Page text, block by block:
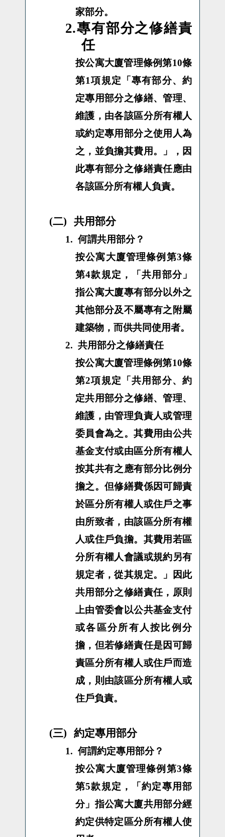
家部分。
2.專有部分之修繕責
任
按公寓大廈管理條例第10條
第1項規定「專有部分、約
定專用部分之修繕、管理、
維護，由各該區分所有權人
或約定專用部分之使用人為
之，並負擔其費用。」，因
此專有部分之修繕責任應由
各該區分所有權人負責。
(二) 共用部分
1. 何謂共用部分？
按公寓大廈管理條例第3條
第4款規定，「共用部分」
指公寓大廈專有部分以外之
其他部分及不屬專有之附屬
建築物，而供共同使用者。
2. 共用部分之修繕責任
按公寓大廈管理條例第10條
第2項規定「共用部分、約
定共用部分之修繕、管理、
維護，由管理負責人或管理
委員會為之。其費用由公共
基金支付或由區分所有權人
按其共有之應有部分比例分
擔之。但修繕費係因可歸責
於區分所有權人或住戶之事
由所致者，由該區分所有權
人或住戶負擔。其費用若區
分所有權人會議或規約另有
規定者，從其規定。」因此
共用部分之修繕責任，原則
上由管委會以公共基金支付
或各區分所有人按比例分
擔，但若修繕責任是因可歸
責區分所有權人或住戶而造
成，則由該區分所有權人或
住戶負責。
(三) 約定專用部分
1. 何謂約定專用部分？
按公寓大廈管理條例第3條
第5款規定，「約定專用部
分」指公寓大廈共用部分經
約定供特定區分所有權人使